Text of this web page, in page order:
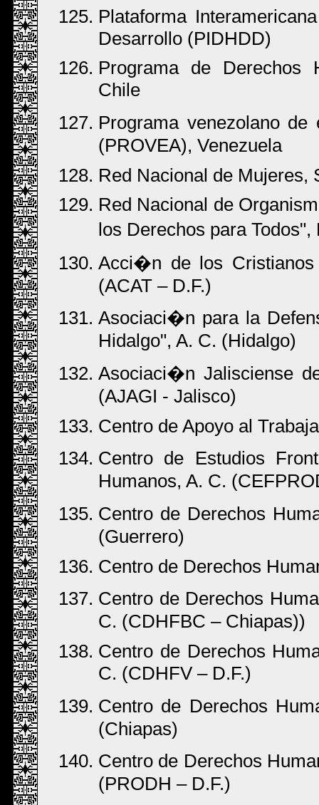
Plataforma
Desarrollo (PIDHDD)
Programa de Derechos
Chile
Programa venezolano
(PROVEA), Venezuela
Red Nacional de Mujeres,
Red Nacional de
los Derechos para
Acci�n de los
(ACAT – D.F.)
Asociaci�n para la
Hidalgo", A. C. (Hidalgo)
Asociaci�n Jalisciense
(AJAGI - Jalisco)
Centro de Apoyo al
Centro de Estudios
Humanos, A. C.
Centro de Derechos
(Guerrero)
Centro de Derechos
Centro de Derechos
C. (CDHFBC – Chiapas))
Centro de Derechos
C. (CDHFV – D.F.)
Centro de Derechos
(Chiapas)
Centro de Derechos
(PRODH – D.F.)